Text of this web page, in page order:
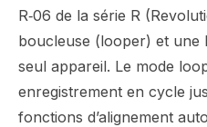
R‑06 de la série R
boucleuse (looper) et une
seul appareil. Le mode
enregistrement en cycle
fonctions d’alignement